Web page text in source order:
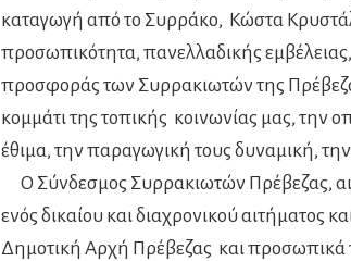
καταγωγή από το Συρράκο, Κώστα
προσωπικότητα, πανελλαδικής
προσφοράς των Συρρακιωτών της
κομμάτι της τοπικής κοινωνίας μας, την
έθιμα, την παραγωγική τους δυναμική,
Ο Σύνδεσμος Συρρακιωτών Πρέβεζας,
ενός δικαίου και διαχρονικού αιτήματος
Δημοτική Αρχή Πρέβεζας και προσωπικά